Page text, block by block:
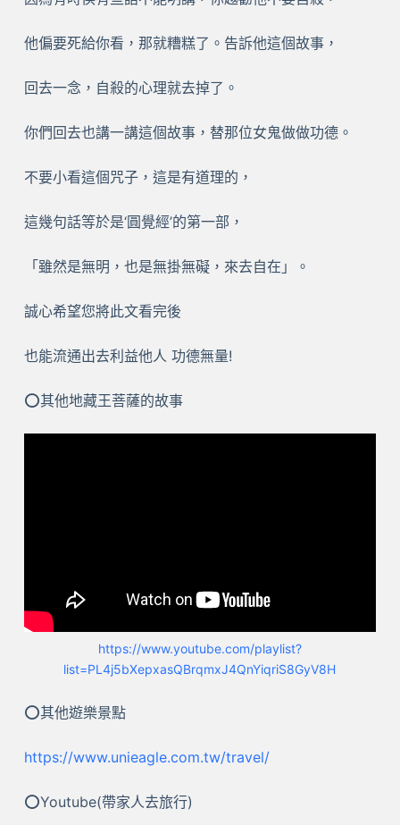
他偏要死給你看，那就糟糕了。告訴他這個故事，
回去一念，自殺的心理就去掉了。
你們回去也講一講這個故事，替那位女鬼做做功德。
不要小看這個咒子，這是有道理的，
這幾句話等於是‘圓覺經’的第一部，
「雖然是無明，也是無掛無礙，來去自在」。
誠心希望您將此文看完後
也能流通出去利益他人 功德無量!
⭕其他地藏王菩薩的故事
https://www.youtube.com/playlist?
list=PL4j5bXepxasQBrqmxJ4QnYiqriS8GyV8H
⭕其他遊樂景點
https://www.unieagle.com.tw/travel/
⭕Youtube(帶家人去旅行)